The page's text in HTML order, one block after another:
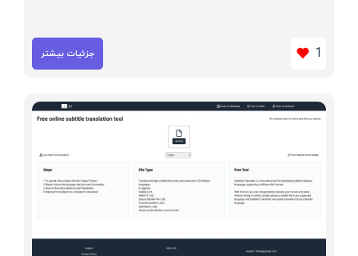
1 جزئیات بیشتر